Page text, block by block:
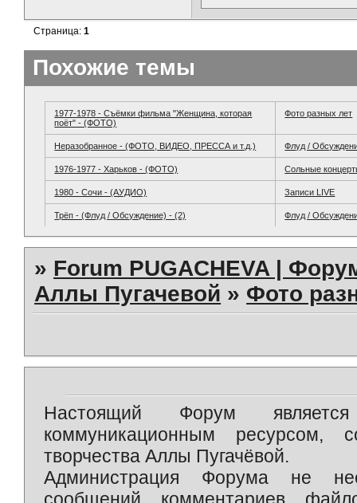
Страница:1
Похожие темы
1977-1978 - Съёмки фильма "Женщина, которая
поёт" - (ФОТО)
Фото разных лет
Неразобранное - (ФОТО, ВИДЕО, ПРЕССА и т.д.) Флуд /
1976-1977 - Харьков - (ФОТО) Сольные
1980 - Сочи - (АУДИО) Записи LIVE
Трёп - (Флуд / Обсуждение) - (2) Флуд /
» Forum PUGACHEVA |
Аллы Пугачевой » Фото
Настоящий Форум является
коммуникационным ресурсом,
творчества Аллы Пугачёвой.
Администрация Форума не